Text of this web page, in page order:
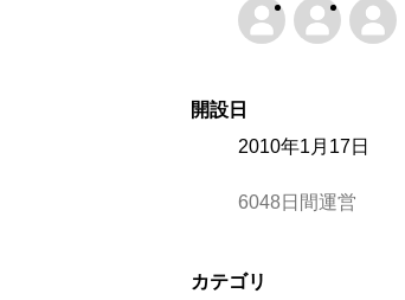
開設日
2010年1月17日
6048日間運営
カテゴリ